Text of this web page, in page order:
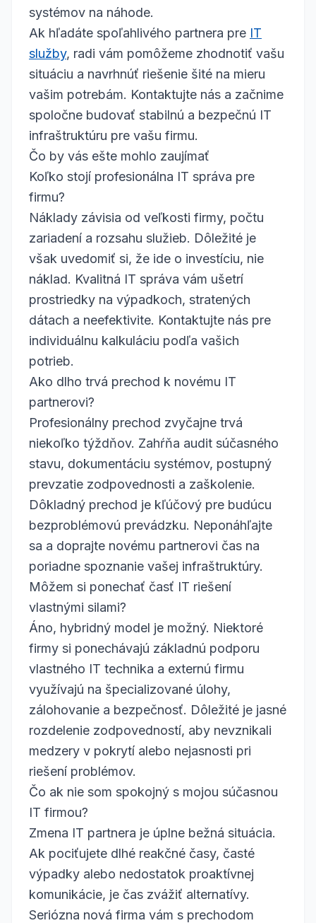
systémov na náhode.
Ak hľadáte spoľahlivého partnera pre IT
služby, radi vám pomôžeme zhodnotiť vašu
situáciu a navrhnúť riešenie šité na mieru
vašim potrebám. Kontaktujte nás a začnime
spoločne budovať stabilnú a bezpečnú IT
infraštruktúru pre vašu firmu.
Čo by vás ešte mohlo zaujímať
Koľko stojí profesionálna IT správa pre
firmu?
Náklady závisia od veľkosti firmy, počtu
zariadení a rozsahu služieb. Dôležité je
však uvedomiť si, že ide o investíciu, nie
náklad. Kvalitná IT správa vám ušetrí
prostriedky na výpadkoch, stratených
dátach a neefektivite. Kontaktujte nás pre
individuálnu kalkuláciu podľa vašich
potrieb.
Ako dlho trvá prechod k novému IT
partnerovi?
Profesionálny prechod zvyčajne trvá
niekoľko týždňov. Zahŕňa audit súčasného
stavu, dokumentáciu systémov, postupný
prevzatie zodpovednosti a zaškolenie.
Dôkladný prechod je kľúčový pre budúcu
bezproblémovú prevádzku. Neponáhľajte
sa a doprajte novému partnerovi čas na
poriadne spoznanie vašej infraštruktúry.
Môžem si ponechať časť IT riešení
vlastnými silami?
Áno, hybridný model je možný. Niektoré
firmy si ponechávajú základnú podporu
vlastného IT technika a externú firmu
využívajú na špecializované úlohy,
zálohovanie a bezpečnosť. Dôležité je jasné
rozdelenie zodpovedností, aby nevznikali
medzery v pokrytí alebo nejasnosti pri
riešení problémov.
Čo ak nie som spokojný s mojou súčasnou
IT firmou?
Zmena IT partnera je úplne bežná situácia.
Ak pociťujete dlhé reakčné časy, časté
výpadky alebo nedostatok proaktívnej
komunikácie, je čas zvážiť alternatívy.
Seriózna nová firma vám s prechodom